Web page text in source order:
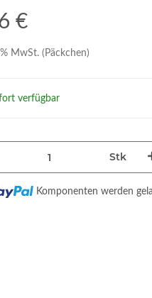
€
MwSt. (Päckchen)
verfügbar
Stk
Komponenten werden